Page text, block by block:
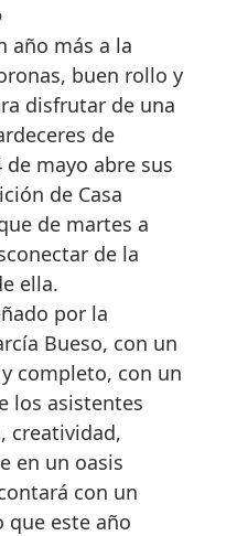
año más a la
buen rollo y
disfrutar de una
de
mayo abre sus
de Casa
de martes a
de la
ella.
por la
Bueso, con un
completo, con un
los asistentes
creatividad,
en un oasis
con un
que este año